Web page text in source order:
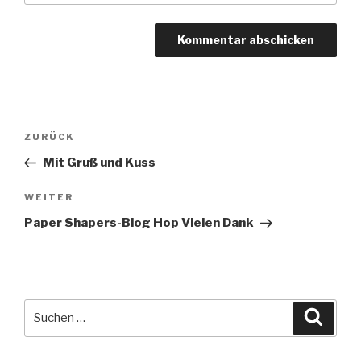
Beitragsnavigation
Vorheriger
Beitrag
ZURÜCK
Mit Gruß und Kuss
Nächster
Beitrag
WEITER
Paper Shapers-Blog Hop Vielen Dank